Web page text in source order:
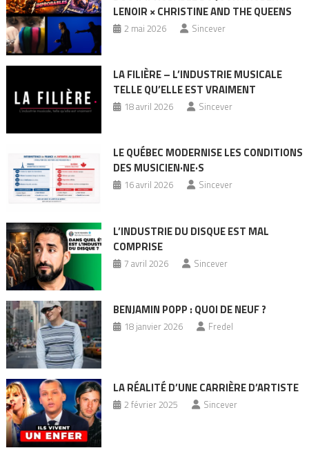
LENOIR × CHRISTINE AND THE QUEENS
2 mai 2026 Sincever
LA FILIÈRE – L’INDUSTRIE MUSICALE
TELLE QU’ELLE EST VRAIMENT
18 avril 2026 Sincever
LE QUÉBEC MODERNISE LES CONDITIONS
DES MUSICIEN·NE·S
16 avril 2026 Sincever
L’INDUSTRIE DU DISQUE EST MAL
COMPRISE
7 avril 2026 Sincever
BENJAMIN POPP : QUOI DE NEUF ?
18 janvier 2026 Fredel
LA RÉALITÉ D’UNE CARRIÈRE D’ARTISTE
2 février 2025 Sincever